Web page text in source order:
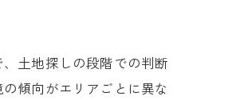
土地探しの段階での判断
傾向がエリアごとに異な